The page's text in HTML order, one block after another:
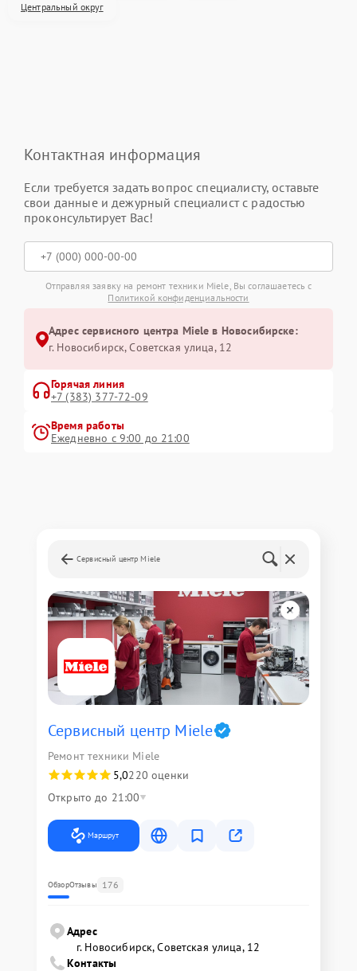
Центральный округ
Контактная информация
Если требуется задать вопрос специалисту, оставьте
свои данные и дежурный специалист с радостью
проконсультирует Вас!
Отправляя заявку на ремонт техники Miele, Вы соглашаетесь с
Политикой конфиденциальности
Адрес сервисного центра Miele в Новосибирске:
г. Новосибирск, Советская улица, 12
Горячая линия
+7 (383) 377-72-09
Время работы
Ежедневно с 9:00 до 21:00
Сервисный центр Miele
Сервисный центр Miele
Ремонт техники Miele
5,0220 оценки
Открыто до 21:00
Маршрут
ОбзорОтзывы 176
Адрес
г. Новосибирск, Советская улица, 12
Контакты